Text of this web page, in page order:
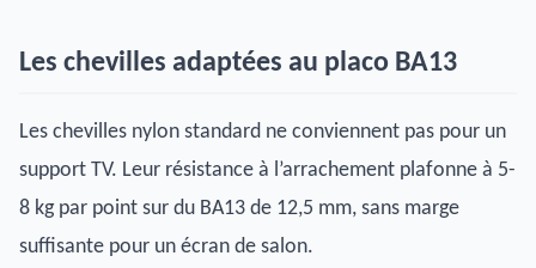
Les chevilles adaptées au placo BA13
Les chevilles nylon standard ne conviennent pas pour un
support TV. Leur résistance à l’arrachement plafonne à 5-
8 kg par point sur du BA13 de 12,5 mm, sans marge
suffisante pour un écran de salon.